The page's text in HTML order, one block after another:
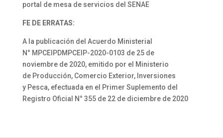
portal de mesa de servicios del SENAE
FE DE ERRATAS:
A la publicación del Acuerdo Ministerial
N° MPCEIPDMPCEIP-2020-0103 de 25 de
noviembre de 2020, emitido por el Ministerio
de Producción, Comercio Exterior, Inversiones
y Pesca, efectuada en el Primer Suplemento del
Registro Oficial N° 355 de 22 de diciembre de 2020